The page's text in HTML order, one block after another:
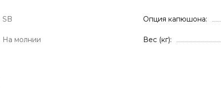
SB
На молнии
Опция капюшона
Вес (кг)